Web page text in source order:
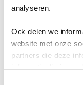
analyseren.
Ook delen we
website met onze
partners die deze
de provincie
rijk geregeerd
onafhankelijk